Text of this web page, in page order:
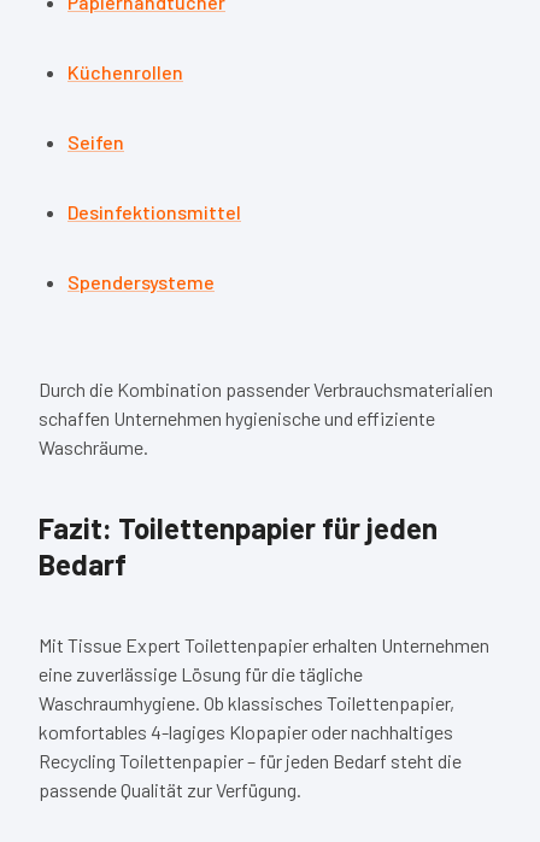
Küchenrollen
Seifen
Desinfektionsmittel
Spendersysteme
Durch die Kombination passender Verbrauchsmaterialien
schaffen Unternehmen hygienische und effiziente
Waschräume.
Fazit: Toilettenpapier für jeden
Bedarf
Mit Tissue Expert Toilettenpapier erhalten Unternehmen
eine zuverlässige Lösung für die tägliche
Waschraumhygiene. Ob klassisches Toilettenpapier,
komfortables 4-lagiges Klopapier oder nachhaltiges
Recycling Toilettenpapier – für jeden Bedarf steht die
passende Qualität zur Verfügung.